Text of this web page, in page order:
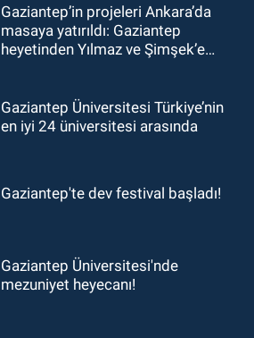
Gaziantep’in projeleri Ankara’da
masaya yatırıldı: Gaziantep
heyetinden Yılmaz ve Şimşek’e
Gaziantep Üniversitesi Türkiye’nin
en iyi 24 üniversitesi arasında
Gaziantep'te dev festival başladı!
Gaziantep Üniversitesi'nde
mezuniyet heyecanı!